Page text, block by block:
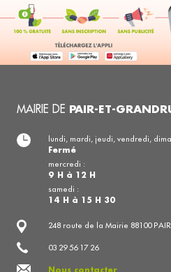
MAIRIE DE PAIR-ET-
248 route de la Mairie 88100
03 29 56 17 26
Nous contacter
lundi, mardi, jeudi, vendredi,
Fermé
mercredi :
9 H à 12 H
samedi :
14 H à 15 H 30